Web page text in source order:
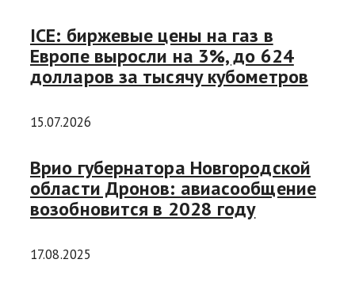
ICE: биржевые цены на газ в
Европе выросли на 3%, до 624
долларов за тысячу кубометров
15.07.2026
Врио губернатора Новгородской
области Дронов: авиасообщение
возобновится в 2028 году
17.08.2025